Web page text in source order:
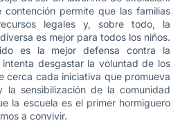
permite que las familias
legales y, sobre todo, la
es mejor para todos los niños.
es la mejor defensa contra la
desgastar la voluntad de los
cerca cada iniciativa que promueva
la sensibilización de la comunidad
la escuela es el primer hormiguero
a convivir.